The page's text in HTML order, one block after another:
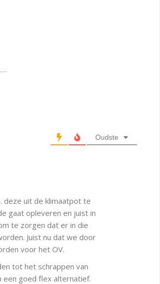
Oudste
deze uit de klimaatpot te
gaat opleveren en juist in
te zorgen dat er in die
Juist nu dat we door
voor het OV.
tot het schrappen van
goed flex alternatief.